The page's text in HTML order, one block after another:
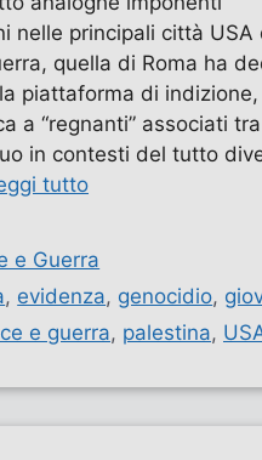
nelle principali città USA
quella di Roma ha
piattaforma di indizione,
a “regnanti” associati
in contesti del tutto
tutto
e Guerra
, evidenza, genocidio,
e guerra, palestina,